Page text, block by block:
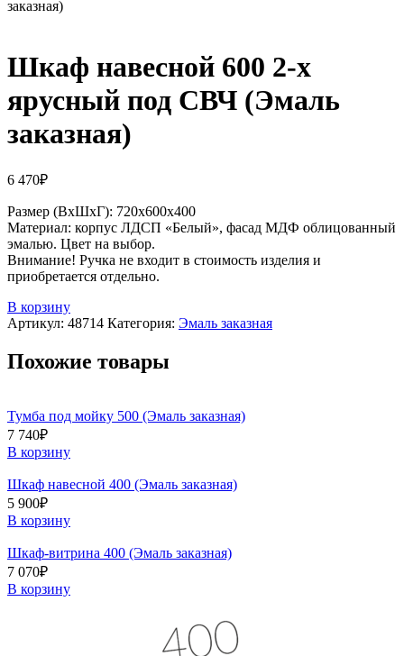
заказная)
Шкаф навесной 600 2-х
ярусный под СВЧ (Эмаль
заказная)
6 470₽
Размер (ВхШхГ): 720х600х400
Материал: корпус ЛДСП «Белый», фасад МДФ облицованный
эмалью. Цвет на выбор.
Внимание! Ручка не входит в стоимость изделия и
приобретается отдельно.
В корзину
Артикул: 48714 Категория: Эмаль заказная
Похожие товары
Тумба под мойку 500 (Эмаль заказная)
7 740₽
В корзину
Шкаф навесной 400 (Эмаль заказная)
5 900₽
В корзину
Шкаф-витрина 400 (Эмаль заказная)
7 070₽
В корзину